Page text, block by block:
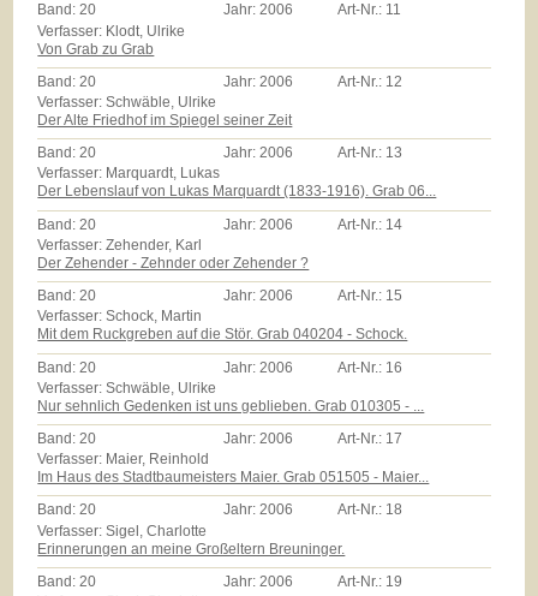
Band:20 Jahr:2006 Art-Nr.: 11
Verfasser: Klodt, Ulrike
Von Grab zu Grab
Band: 20 Jahr: 2006 Art-Nr.: 12
Verfasser: Schwäble, Ulrike
Der Alte Friedhof im Spiegel seiner Zeit
Band:20 Jahr:2006 Art-Nr.: 13
Verfasser: Marquardt, Lukas
Der Lebenslauf von Lukas Marquardt (1833-1916). Grab 06...
Band: 20 Jahr: 2006 Art-Nr.: 14
Verfasser: Zehender, Karl
Der Zehender - Zehnder oder Zehender ?
Band:20 Jahr:2006 Art-Nr.: 15
Verfasser: Schock, Martin
Mit dem Ruckgreben auf die Stör. Grab 040204 - Schock.
Band: 20 Jahr: 2006 Art-Nr.: 16
Verfasser: Schwäble, Ulrike
Nur sehnlich Gedenken ist uns geblieben. Grab 010305 - ...
Band:20 Jahr:2006 Art-Nr.: 17
Verfasser: Maier, Reinhold
Im Haus des Stadtbaumeisters Maier. Grab 051505 - Maier...
Band:20 Jahr:2006 Art-Nr.: 18
Verfasser: Sigel, Charlotte
Erinnerungen an meine Großeltern Breuninger.
Band:20 Jahr:2006 Art-Nr.: 19